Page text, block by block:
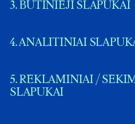
3. BŪTINIEJI SLAPUKAI
4. ANALITINIAI
5. REKLAMINIAI /
SLAPUKAI